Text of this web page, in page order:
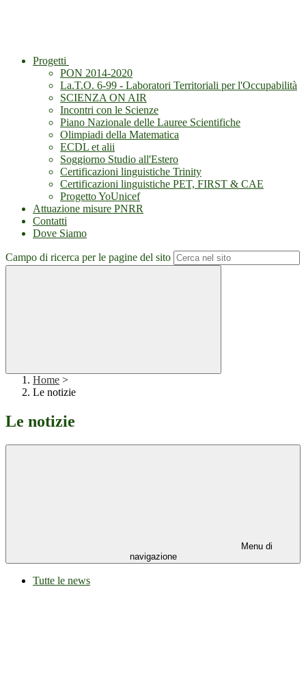
Progetti
PON 2014-2020
La.T.O. 6-99 - Laboratori Territoriali per l'Occupabilità
SCIENZA ON AIR
Incontri con le Scienze
Piano Nazionale delle Lauree Scientifiche
Olimpiadi della Matematica
ECDL et alii
Soggiorno Studio all'Estero
Certificazioni linguistiche Trinity
Certificazioni linguistiche PET, FIRST & CAE
Progetto YoUnicef
Attuazione misure PNRR
Contatti
Dove Siamo
Campo di ricerca per le pagine del sito
Home >
Le notizie
Le notizie
Menu di
navigazione
Tutte le news